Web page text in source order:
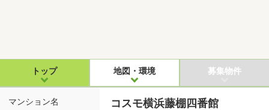
トップ 地図・環境 募集物件
マンション名 コスモ横浜藤棚四番館